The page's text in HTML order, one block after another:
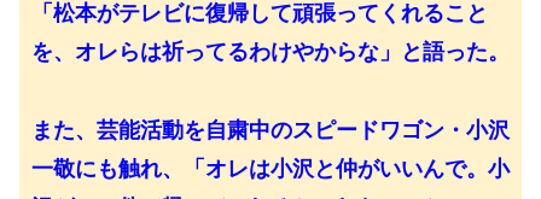
「松本がテレビに復帰して頑張ってくれること
を、オレらは祈ってるわけやからな」と語った。
また、芸能活動を自粛中のスピードワゴン・小沢
一敬にも触れ、「オレは小沢と仲がいいんで。小